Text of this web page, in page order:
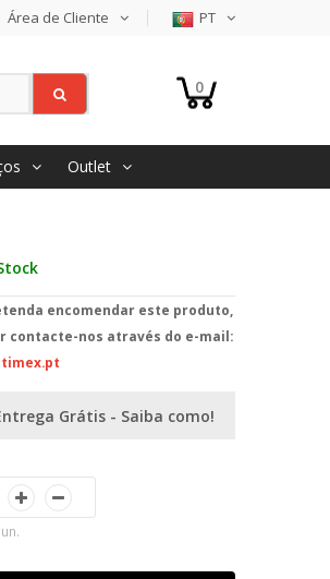
Área de Cliente PT
0
Outlet
encomendar este produto,
contacte-nos através do e-mail:
Grátis - Saiba como!